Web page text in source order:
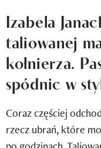
Newsy
Newsletter
Wizaz Summer Influ School
Mój profil / Zarejestruj się
Izabela
taliowanej
kołnierza.
spódnic w
Coraz częściej
rzecz ubrań, które